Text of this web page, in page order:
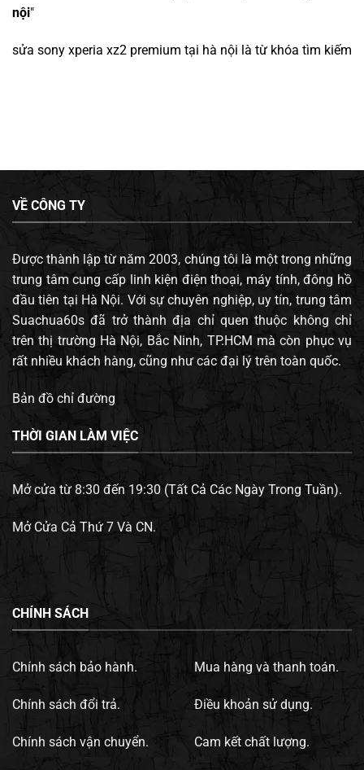
nội"
sửa sony xperia xz2 premium tại hà nội là từ khóa tìm kiếm
VỀ CÔNG TY
Được thành lập từ năm 2003, chúng tôi là một trong những
trung tâm cung cấp linh kiện điện thoại, máy tính, đông hồ
đầu tiên tại Hà Nội. Với sự chuyên nghiệp, uy tín, trung tâm
Suachua60s đã trở thành địa chỉ quen thuộc không chỉ
trên thị trường Hà Nội, Bắc Ninh, TP.HCM mà còn phục vụ
rất nhiều khách hàng, cũng như các đại lý trên toàn quốc.
Bản đồ chỉ đường
THỜI GIAN LÀM VIỆC
Mở cửa từ 8:30 đến 19:30 (Tất Cả Các Ngày Trong Tuần).
Mở Cửa Cả Thứ 7 Và CN.
CHÍNH SÁCH
Chính sách bảo hành.
Chính sách đổi trả.
Chính sách vận chuyển.
Mua hàng và thanh toán.
Điều khoản sử dụng.
Cam kết chất lượng.